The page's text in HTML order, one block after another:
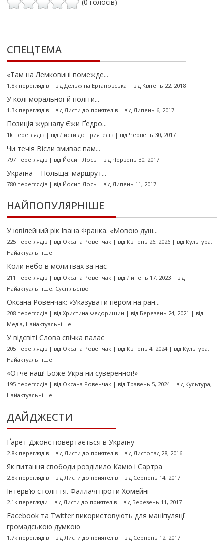
СПЕЦТЕМА
«Там на Лемковині помежде...
1.8k переглядів| від Дельфіна Ертановська | від Квітень 22, 2018
У колі моральної й політи...
1.3k переглядів| від Листи до приятелів| від Липень 6, 2017
Позиція журналу Єжи Ґедро...
1k переглядів| від Листи до приятелів| від Червень 30, 2017
Чи течія Вісли змиває пам...
797 переглядів| від Йосип Лось | від Червень 30, 2017
Україна – Польща: маршрут...
780 переглядів| від Йосип Лось | від Липень 11, 2017
НАЙПОПУЛЯРНІШЕ
У ювілейний рік Івана Франка. «Мовою душ...
225 переглядів| від Оксана Ровенчак| від Квітень 26, 2026| від Культура,
Найактуальніше
Коли небо в молитвах за нас
211 переглядів| від Оксана Ровенчак| від Липень 17, 2023| від
Найактуальніше, Суспільство
Оксана Ровенчак: «Указувати пером на ран...
208 переглядів| від Христина Федоришин | від Березень 24, 2021 | від
Медіа, Найактуальніше
У відсвіті Слова свічка палає
205 переглядів| від Оксана Ровенчак| від Квітень 4, 2024| від Культура,
Найактуальніше
«Отче наш! Боже України суверенної!»
195 переглядів| від Оксана Ровенчак| від Травень 5, 2024| від Культура,
Найактуальніше
ДАЙДЖЕСТИ
Ґарет Джонс повертається в Україну
2.8k переглядів| від Листи до приятелів| від Листопад 28, 2016
Як питання свободи розділило Камю і Сартра
2.8k переглядів| від Листи до приятелів| від Серпень 14, 2017
Інтерв’ю століття. Фаллачі проти Хомейні
2.1k перегляди | від Листи до приятелів| від Березень 11, 2017
Facebook та Twitter використовують для маніпуляції
громадською думкою
1.7k переглядів| від Листи до приятелів| від Серпень 12, 2017